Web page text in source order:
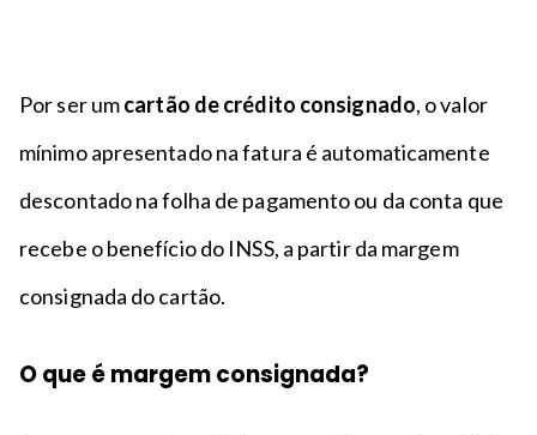
Por ser umcartão de crédito consignado, o valor
mínimo apresentado na fatura é automaticamente
descontado na folha de pagamento ou da conta que
recebe o benefício do INSS, a partir da margem
consignada do cartão.
O que é margem consignada?